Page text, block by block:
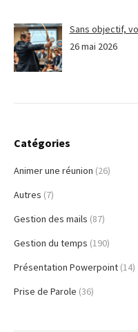
Sans objectif,
26 mai 2026
Catégories
Animer une réunion (26)
Autres (7)
Gestion des mails (87)
Gestion du temps (190)
Présentation Powerpoint (14)
Prise de Parole (36)